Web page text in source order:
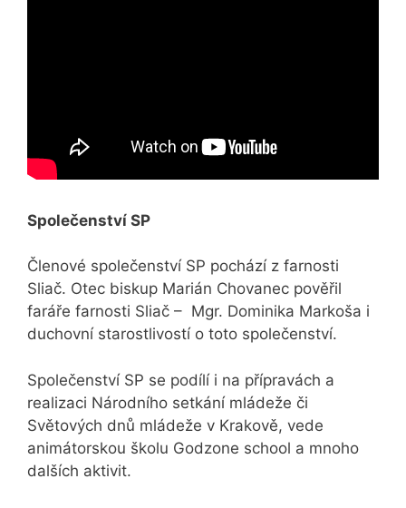
Společenství SP
Členové společenství SP pochází z farnosti
Sliač. Otec biskup Marián Chovanec pověřil
faráře farnosti Sliač – Mgr. Dominika Markoša i
duchovní starostlivostí o toto společenství.
Společenství SP se podílí i na přípravách a
realizaci Národního setkání mládeže či
Světových dnů mládeže v Krakově, vede
animátorskou školu Godzone school a mnoho
dalších aktivit.